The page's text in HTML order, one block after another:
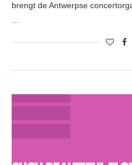
brengt de Antwerpse
…